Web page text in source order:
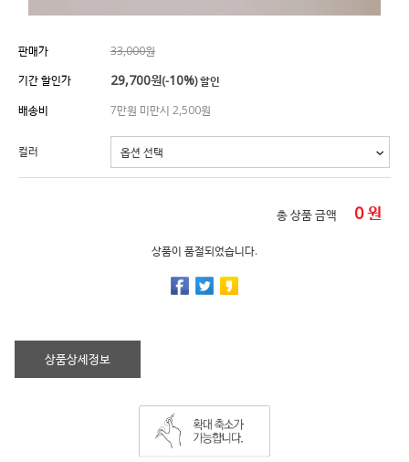
판매가
33,000원
기간 할인가
29,700원(-10%) 할인
배송비
7만원 미만시 2,500원
컬러
총 상품 금액 0원
상품이 품절되었습니다.
상품상세정보